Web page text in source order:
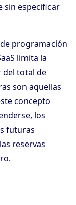
sin especificar
programación
limita la
del total de
son aquellas
concepto
los
futuras
reservas